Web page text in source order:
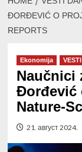
ĐORĐEVIĆ O
REPORTS
Ekonomija VESTI
Naučnici
Đorđević
Nature-
21. август 2024.